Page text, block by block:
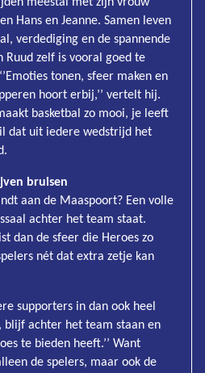
Hans en Jeanne. Samen leven
verdediging en de spannende
Ruud zelf is vooral goed te
tonen, sfeer maken en
hoort erbij,’’ vertelt hij.
basketbal zo mooi, je leeft
dat uit iedere wedstrijd het
bruisen
aan de Maaspoort? Een volle
achter het team staat.
dan de sfeer die Heroes zo
nét dat extra zetje kan
supporters in dan ook heel
blijf achter het team staan en
te bieden heeft.’’ Want
de spelers, maar ook de